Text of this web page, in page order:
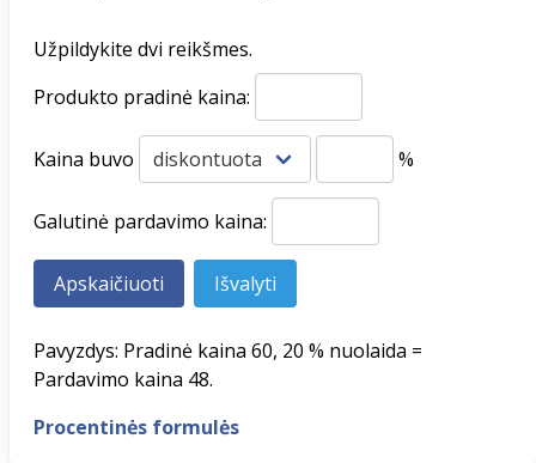
Užpildykite dvi reikšmes.
Produkto pradinė kaina:
Kaina buvo %
Galutinė pardavimo kaina:
Pavyzdys: Pradinė kaina 60, 20 % nuolaida =
Pardavimo kaina 48.
Procentinės formulės